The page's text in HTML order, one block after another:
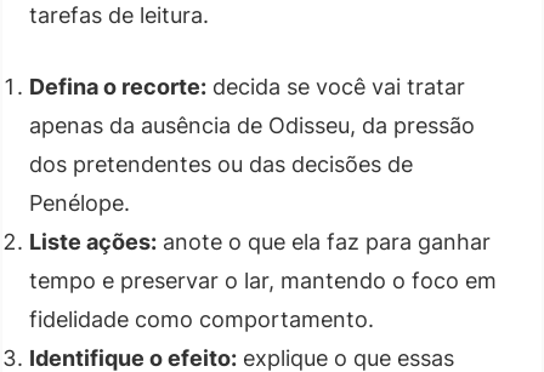
tarefas de leitura.
Defina o recorte: decida se você vai tratar
apenas da ausência de Odisseu, da pressão
dos pretendentes ou das decisões de
Penélope.
Liste ações: anote o que ela faz para ganhar
tempo e preservar o lar, mantendo o foco em
fidelidade como comportamento.
Identifique o efeito: explique o que essas